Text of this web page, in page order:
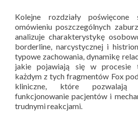
Kolejne rozdziały poświęcone
omówieniu poszczególnych
analizuje charakterystykę
borderline, narcystycznej i
typowe zachowania, dynamikę
jakie pojawiają się w procesie
każdym z tych fragmentów Fox
kliniczne, które pozwalają
funkcjonowanie pacjentów i
trudnymi reakcjami.